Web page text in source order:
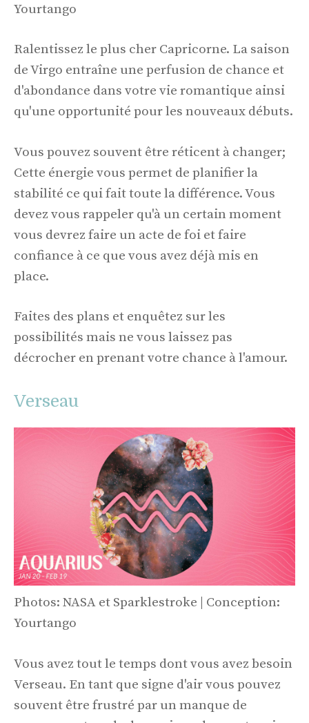
Yourtango
Ralentissez le plus cher Capricorne. La saison
de Virgo entraîne une perfusion de chance et
d'abondance dans votre vie romantique ainsi
qu'une opportunité pour les nouveaux débuts.
Vous pouvez souvent être réticent à changer;
Cette énergie vous permet de planifier la
stabilité ce qui fait toute la différence. Vous
devez vous rappeler qu'à un certain moment
vous devrez faire un acte de foi et faire
confiance à ce que vous avez déjà mis en
place.
Faites des plans et enquêtez sur les
possibilités mais ne vous laissez pas
décrocher en prenant votre chance à l'amour.
Verseau
Photos: NASA et Sparklestroke | Conception:
Yourtango
Vous avez tout le temps dont vous avez besoin
Verseau. En tant que signe d'air vous pouvez
souvent être frustré par un manque de